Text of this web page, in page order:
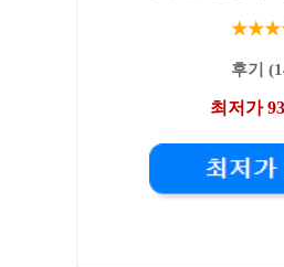
후기
최저가